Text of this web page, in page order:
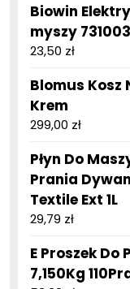
Biowin
myszy
23,50 zł
Blomus Kosz
Krem
299,00 zł
Płyn Do
Prania
Textile Ext 1L
29,79 zł
E Proszek Do
7,150Kg